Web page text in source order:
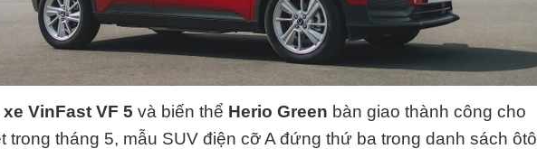
xe VinFast VF 5 và biến thể Herio Green bàn giao thành công cho
trong tháng 5, mẫu SUV điện cỡ A đứng thứ ba trong danh sách ôtô